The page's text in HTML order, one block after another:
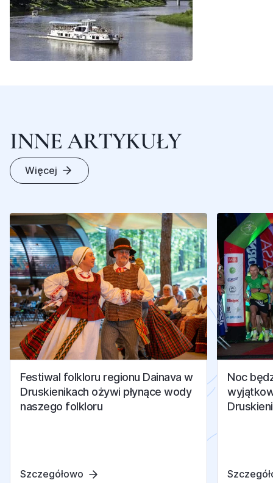
INNEARTYKUŁY
Więcej
Festiwal folkloru regionu Dainava w
Druskienikach ożywi płynące wody
naszego folkloru
Szczegółowo
Noc